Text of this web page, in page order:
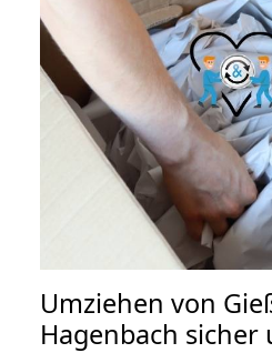
Umziehen von
Hagenbach sicher